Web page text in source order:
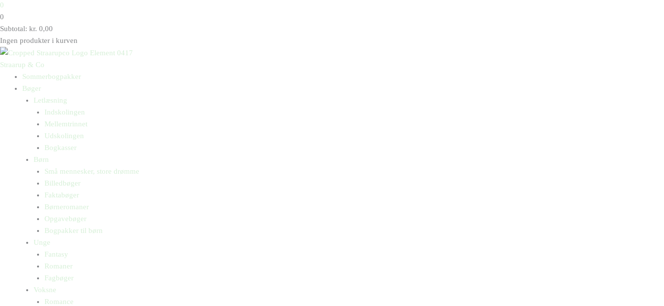
0
0
Subtotal: kr. 0,00
Ingen produkter i kurven
Straarup & Co
Sommerbogpakker
Bøger
Letlæsning
Indskolingen
Mellemtrinnet
Udskolingen
Bogkasser
Børn
Små mennesker, store drømme
Billedbøger
Faktabøger
Børneromaner
Opgavebøger
Bogpakker til børn
Unge
Fantasy
Romaner
Fagbøger
Voksne
Romance